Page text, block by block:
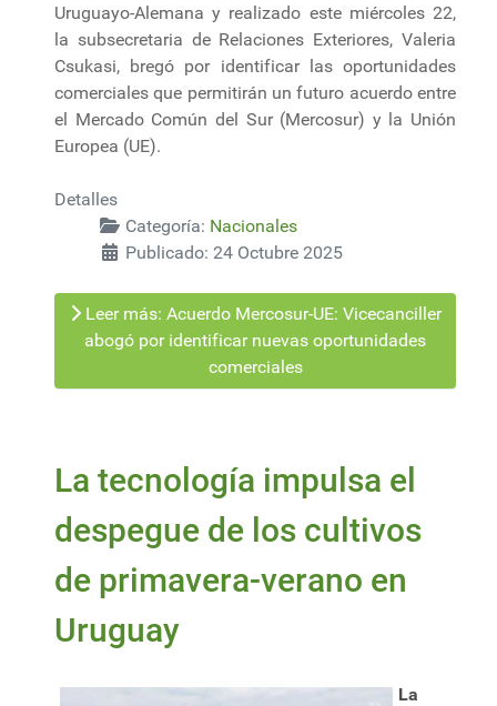
Uruguayo-Alemana y realizado este miércoles 22,
la subsecretaria de Relaciones Exteriores, Valeria
Csukasi, bregó por identificar las oportunidades
comerciales que permitirán un futuro acuerdo entre
el Mercado Común del Sur (Mercosur) y la Unión
Europea (UE).
Detalles
Categoría: Nacionales
Publicado: 24 Octubre 2025
Leer más: Acuerdo Mercosur-UE: Vicecanciller
abogó por identificar nuevas oportunidades
comerciales
La tecnología impulsa el
despegue de los cultivos
de primavera-verano en
Uruguay
La